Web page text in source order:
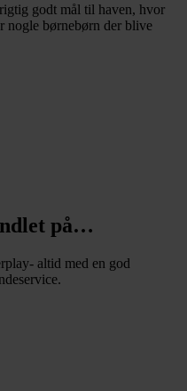
godt mål til haven, hvor
nogle børnebørn der blive
på…
altid med en god